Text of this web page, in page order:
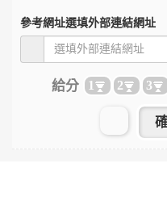
參考網址選填外部連結網址
給分 1 2 3